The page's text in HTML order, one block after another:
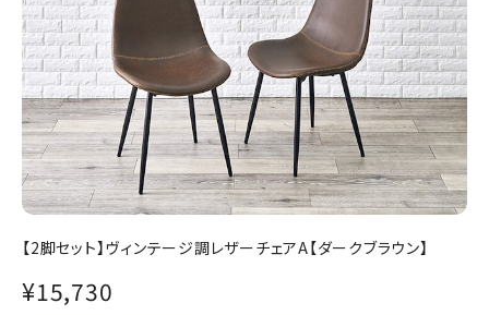
【2脚セット】ヴィンテージ調レザーチェアA【ダークブラウン】
¥15,730